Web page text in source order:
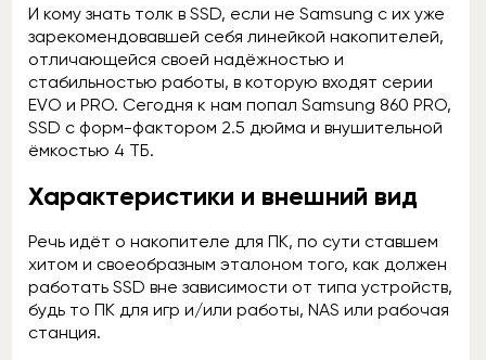
И кому знать толк в SSD, если не Samsung с их уже
зарекомендовавшей себя линейкой накопителей,
отличающейся своей надёжностью и
стабильностью работы, в которую входят серии
EVO и PRO. Сегодня к нам попал Samsung 860 PRO,
SSD с форм-фактором 2.5 дюйма и внушительной
ёмкостью 4 ТБ.
Характеристики и внешний вид
Речь идёт о накопителе для ПК, по сути ставшем
хитом и своеобразным эталоном того, как должен
работать SSD вне зависимости от типа устройств,
будь то ПК для игр и/или работы, NAS или рабочая
станция.